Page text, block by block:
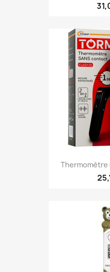
Thermomètre